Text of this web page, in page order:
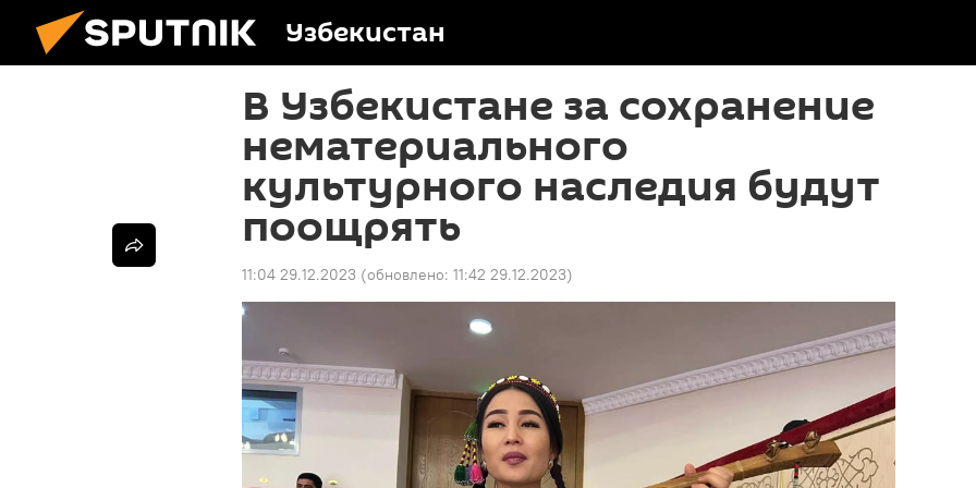
Узбекистан
В Узбекистане за сохранение
нематериального
культурного наследия будут
поощрять
11:04 29.12.2023 (обновлено: 11:42 29.12.2023)